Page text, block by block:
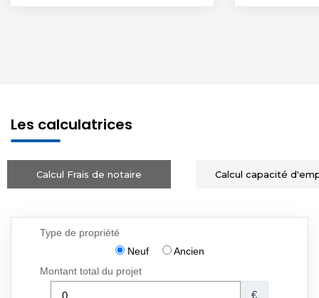
Les calculatrices
Calcul Frais de notaire Calcul capacité